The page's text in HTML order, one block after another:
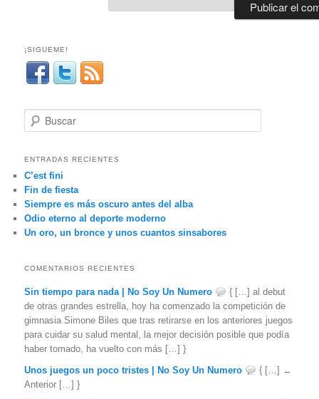
¡SIGUEME!
u
c
a
r
ENTRADAS RECIENTES
C’est fini
Fin de fiesta
Siempre es más oscuro antes del alba
Odio eterno al deporte moderno
Un oro, un bronce y unos cuantos sinsabores
COMENTARIOS RECIENTES
Sin tiempo para nada | No Soy Un Numero
{ […] al debut
de otras grandes estrella, hoy ha comenzado la competición de
gimnasia Simone Biles que tras retirarse en los anteriores juegos
para cuidar su salud mental, la mejor decisión posible que podía
haber tomado, ha vuelto con más […] }
Unos juegos un poco tristes | No Soy Un Numero
{ […] ←
Anterior […] }